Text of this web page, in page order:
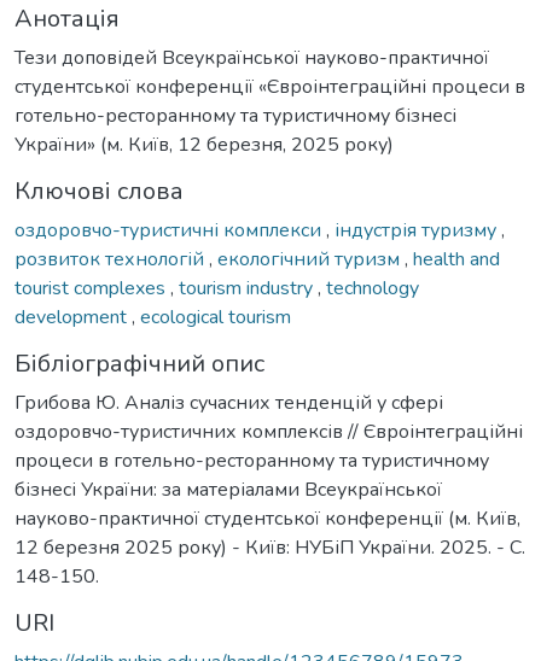
Анотація
Тези доповідей Всеукраїнської науково-практичної
студентської конференції «Євроінтеграційні процеси в
готельно-ресторанному та туристичному бізнесі
України» (м. Київ, 12 березня, 2025 року)
Ключові слова
оздоровчо-туристичні комплекси , індустрія туризму,
розвиток технологій , екологічний туризм , health and
tourist complexes , tourism industry, technology
development, ecological tourism
Бібліографічний опис
Грибова Ю. Аналіз сучасних тенденцій у сфері
оздоровчо-туристичних комплексів // Євроінтеграційні
процеси в готельно-ресторанному та туристичному
бізнесі України: за матеріалами Всеукраїнської
науково-практичної студентської конференції (м. Київ,
12 березня 2025 року) - Київ: НУБіП України. 2025. - С.
148-150.
URI